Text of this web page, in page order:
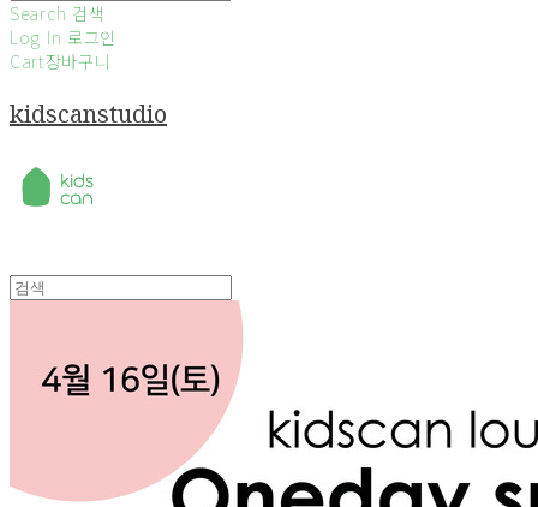
Search 검색
Log In 로그인
Cart장바구니
kidscanstudio